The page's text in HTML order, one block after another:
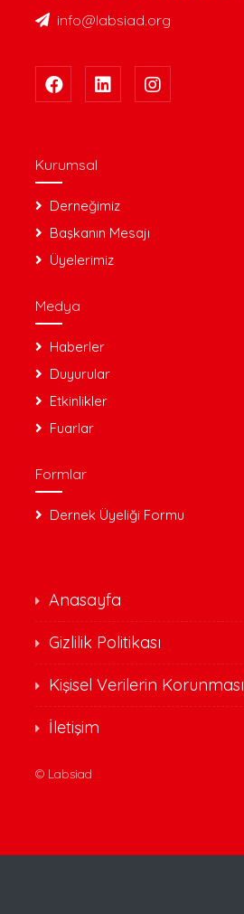
info@labsiad.org
Kurumsal
Derneğimiz
Başkanın Mesajı
Üyelerimiz
Medya
Haberler
Duyurular
Etkinlikler
Fuarlar
Formlar
Dernek Üyeliği Formu
Anasayfa
Gizlilik Politikası
Kişisel Verilerin Korunması
İletişim
© Labsiad